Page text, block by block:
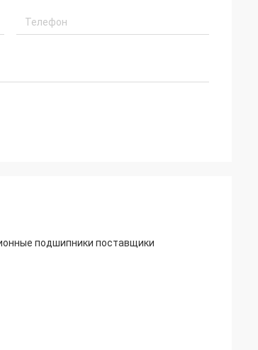
подшипники поставщики